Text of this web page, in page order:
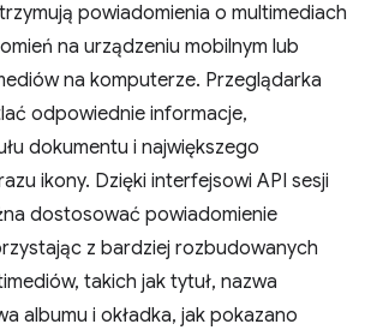
powiadomienia o multimediach
na urządzeniu mobilnym lub
na komputerze. Przeglądarka
odpowiednie informacje,
dokumentu i największego
ikony. Dzięki interfejsowi API sesji
dostosować powiadomienie
z bardziej rozbudowanych
takich jak tytuł, nazwa
albumu i okładka, jak pokazano